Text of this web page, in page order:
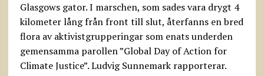
Glasgows gator. I marschen, som sades vara drygt 4
kilometer lång från front till slut, återfanns en bred
flora av aktivistgrupperingar som enats underden
gemensamma parollen ”Global Day of Action for
Climate Justice”. Ludvig Sunnemark rapporterar.